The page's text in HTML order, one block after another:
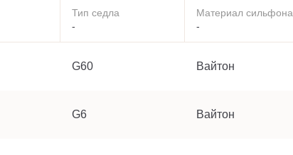
Тип седла
-
Материал сильфона
-
G60 Вайтон
G6 Вайтон